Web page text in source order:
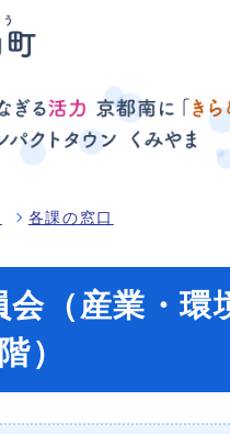
各課の窓口
会（産業・環
）